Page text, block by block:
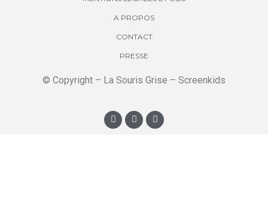
A PROPOS
CONTACT
PRESSE
© Copyright – La Souris Grise – Screenkids